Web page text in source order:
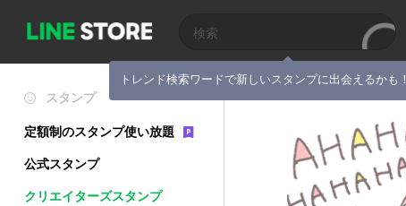
トレンド検索ワードで新しいスタンプに出会えるかも！
スタンプ
定額制のスタンプ使い放題
公式スタンプ
クリエイターズスタンプ